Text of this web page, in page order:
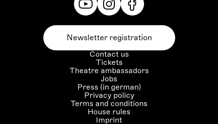
Contact us
Tickets
Theatre ambassadors
Jobs
Press (in german)
Privacy policy
Terms and conditions
House rules
Imprint
Newsletter registration